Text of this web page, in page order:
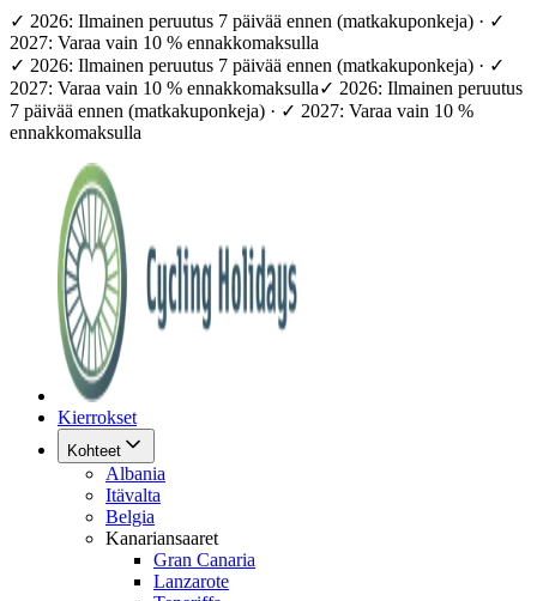
✓ 2026: Ilmainen peruutus 7 päivää ennen (matkakuponkeja) · ✓
2027: Varaa vain 10 % ennakkomaksulla
✓ 2026: Ilmainen peruutus 7 päivää ennen (matkakuponkeja) · ✓
2027: Varaa vain 10 % ennakkomaksulla✓ 2026: Ilmainen peruutus
7 päivää ennen (matkakuponkeja) · ✓ 2027: Varaa vain 10 %
ennakkomaksulla
Kierrokset
Kohteet
Albania
Itävalta
Belgia
Kanariansaaret
Gran Canaria
Lanzarote